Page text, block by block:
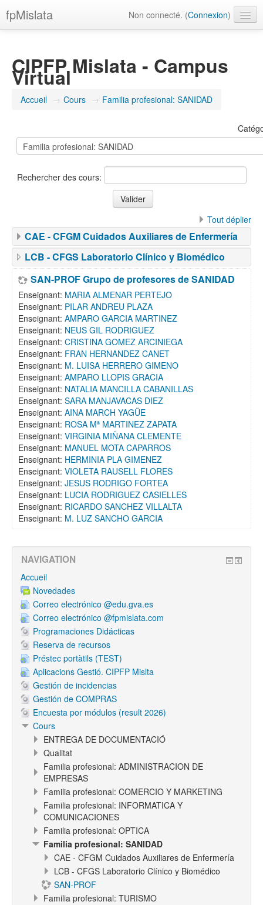
fpMislata Non connecté. (Connexion)
CIPFP Mislata - Campus
Virtual
Accueil → Cours → Familia profesional: SANIDAD
Rechercher des cours:
Tout déplier
CAE - CFGM Cuidados Auxiliares de Enfermería
LCB - CFGS Laboratorio Clínico y Biomédico
SAN-PROF Grupo de profesores de SANIDAD
Enseignant: MARIA ALMENAR PERTEJO
Enseignant: PILAR ANDREU PLAZA
Enseignant: AMPARO GARCIA MARTINEZ
Enseignant: NEUS GIL RODRIGUEZ
Enseignant: CRISTINA GOMEZ ARCINIEGA
Enseignant: FRAN HERNANDEZ CANET
Enseignant: M. LUISA HERRERO GIMENO
Enseignant: AMPARO LLOPIS GRACIA
Enseignant: NATALIA MANCILLA CABANILLAS
Enseignant: SARA MANJAVACAS DIEZ
Enseignant: AINA MARCH YAGÜE
Enseignant: ROSA Mª MARTINEZ ZAPATA
Enseignant: VIRGINIA MIÑANA CLEMENTE
Enseignant: MANUEL MOTA CAPARROS
Enseignant: HERMINIA PLA GIMENEZ
Enseignant: VIOLETA RAUSELL FLORES
Enseignant: JESUS RODRIGO FORTEA
Enseignant: LUCIA RODRIGUEZ CASIELLES
Enseignant: RICARDO SANCHEZ VILLALTA
Enseignant: M. LUZ SANCHO GARCIA
NAVIGATION
Accueil
Novedades
Correo electrónico @edu.gva.es
Correo electrónico @fpmislata.com
Programaciones Didácticas
Reserva de recursos
Préstec portàtils (TEST)
Aplicacions Gestió. CIPFP Mislta
Gestión de incidencias
Gestión de COMPRAS
Encuesta por módulos (result 2026)
Cours
ENTREGA DE DOCUMENTACIÓ
Qualitat
Familia profesional: ADMINISTRACION DE
EMPRESAS
Familia profesional: COMERCIO Y MARKETING
Familia profesional: INFORMATICA Y
COMUNICACIONES
Familia profesional: OPTICA
Familia profesional: SANIDAD
CAE - CFGM Cuidados Auxiliares de Enfermería
LCB - CFGS Laboratorio Clínico y Biomédico
SAN-PROF
Familia profesional: TURISMO